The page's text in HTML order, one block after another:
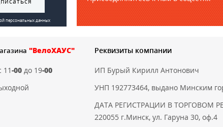
персональных данных
"ВелоХАУС"
11-00 до 19-00
Реквизиты компании
ИП Бурый Кирилл Антонович
УНП 192773464, выдано Минским
ДАТА РЕГИСТРАЦИИ В ТОРГОВОМ
220055 г.Минск, ул. Гаруна 30, оф.4